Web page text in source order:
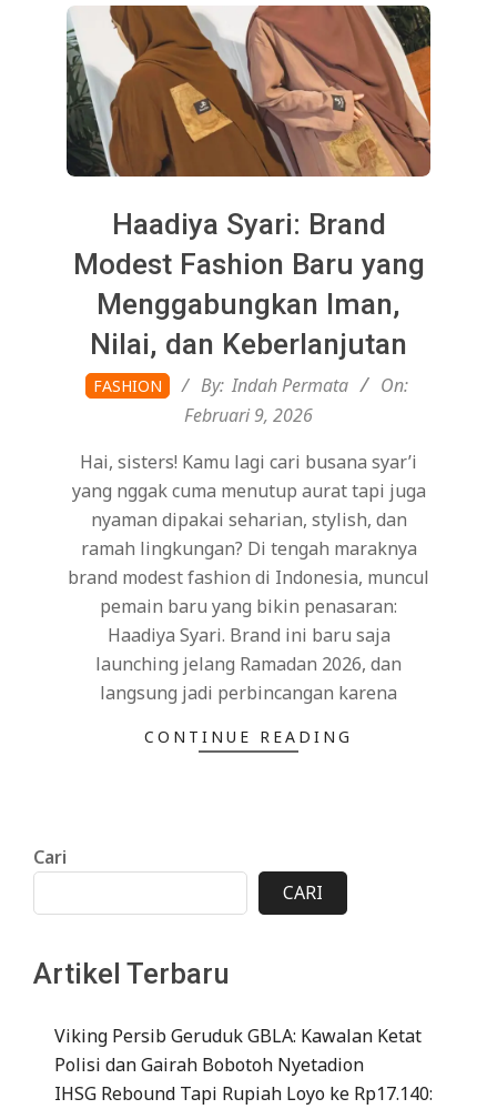
Haadiya Syari: Brand
Modest Fashion Baru yang
Menggabungkan Iman,
Nilai, dan Keberlanjutan
2026-
02-
FASHION By: Indah Permata
On:
Februari 9, 2026
Hai, sisters! Kamu lagi cari busana syar’i
yang nggak cuma menutup aurat tapi juga
nyaman dipakai seharian, stylish, dan
ramah lingkungan? Di tengah maraknya
brand modest fashion di Indonesia, muncul
pemain baru yang bikin penasaran:
Haadiya Syari. Brand ini baru saja
launching jelang Ramadan 2026, dan
langsung jadi perbincangan karena
CONTINUE READING
Cari
CARI
Artikel Terbaru
Viking Persib Geruduk GBLA: Kawalan Ketat
Polisi dan Gairah Bobotoh Nyetadion
IHSG Rebound Tapi Rupiah Loyo ke Rp17.140: